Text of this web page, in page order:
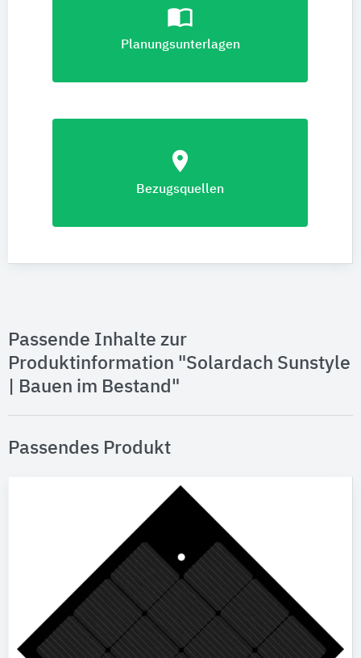
import_contacts
Planungsunterlagen
location_on
Bezugsquellen
Passende Inhalte zur
Produktinformation "Solardach Sunstyle
| Bauen im Bestand"
Passendes Produkt